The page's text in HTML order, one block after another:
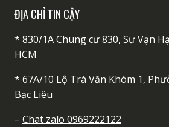
ĐỊA CHỈ TIN CẬY
* 830/1A Chung cư 830, Sư Vạn
HCM
* 67A/10 Lộ Trà Văn Khóm 1,
Bạc Liêu
– Chat zalo 0969222122